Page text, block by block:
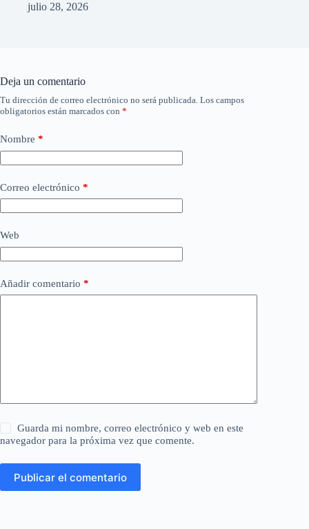
julio 28, 2026
Deja un comentario
Tu dirección de correo electrónico no será publicada. Los campos
obligatorios están marcados con *
Nombre *
Correo electrónico *
Web
Añadir comentario *
Guarda mi nombre, correo electrónico y web en este
navegador para la próxima vez que comente.
Publicar el comentario